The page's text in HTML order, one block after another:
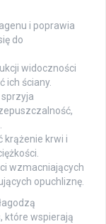
i poprawia
do
widoczności
ich ściany.
krążenie krwi i
wzmacniających
opuchliznę.
które wspierają